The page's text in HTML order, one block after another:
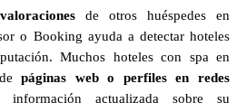
de otros huéspedes en
o Booking ayuda a detectar hoteles
Muchos hoteles con spa en
depáginas web o perfiles en redes
actualizada sobre su